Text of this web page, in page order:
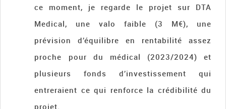
ce moment, je regarde le projet sur DTA
Medical, une valo faible (3 M€), une
prévision d’équilibre en rentabilité assez
proche pour du médical (2023/2024) et
plusieurs fonds d’investissement qui
entreraient ce qui renforce la crédibilité du
projet.